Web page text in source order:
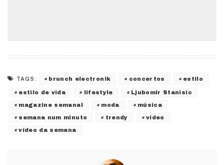
TAGS: brunch electronik concertos estilo
estilo de vida lifestyle Ljubomir Stanisic
magazine semanal moda música
semana num minuto trendy vídeo
vídeo da semana